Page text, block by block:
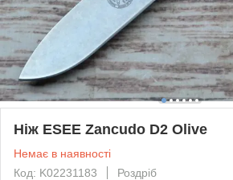
Ніж ESEE Zancudo D2 Olive
Немає в наявності
Код: K02231183
Роздріб